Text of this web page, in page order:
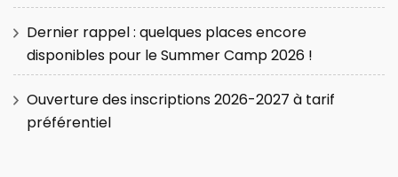
Dernier rappel : quelques places encore
disponibles pour le Summer Camp 2026 !
Ouverture des inscriptions 2026-2027 à tarif
préférentiel